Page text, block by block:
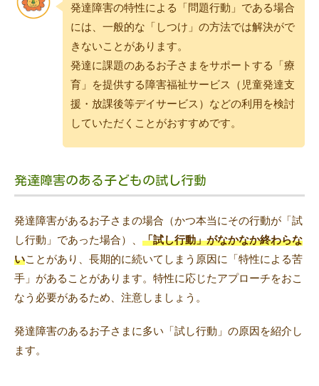
発達障害の特性による「問題行動」である場合
には、一般的な「しつけ」の方法では解決がで
きないことがあります。
発達に課題のあるお子さまをサポートする「療
育」を提供する障害福祉サービス（児童発達支
援・放課後等デイサービス）などの利用を検討
していただくことがおすすめです。
発達障害のある子どもの試し行動
発達障害があるお子さまの場合（かつ本当にその行動が「試
し行動」であった場合）、 「試し行動」がなかなか終わらな
いことがあり、長期的に続いてしまう原因に「特性による苦
手」があることがあります。特性に応じたアプローチをおこ
なう必要があるため、注意しましょう。
発達障害のあるお子さまに多い「試し行動」の原因を紹介し
ます。